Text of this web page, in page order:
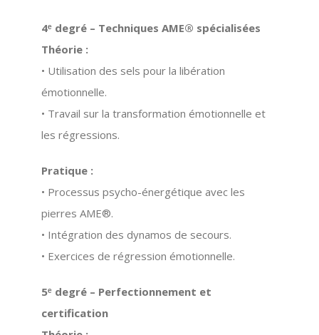
4ᵉ degré – Techniques AME® spécialisées
Théorie :
• Utilisation des sels pour la libération
émotionnelle.
• Travail sur la transformation émotionnelle et
les régressions.
Pratique :
• Processus psycho-énergétique avec les
pierres AME®.
• Intégration des dynamos de secours.
• Exercices de régression émotionnelle.
5ᵉ degré – Perfectionnement et
certification